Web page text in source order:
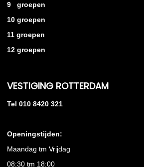
9 groepen
10 groepen
11 groepen
12 groepen
VESTIGING ROTTERDAM
Tel 010 8420 321
Openingstijden:
Maandag tm Vrijdag
08:30 tm 18:00